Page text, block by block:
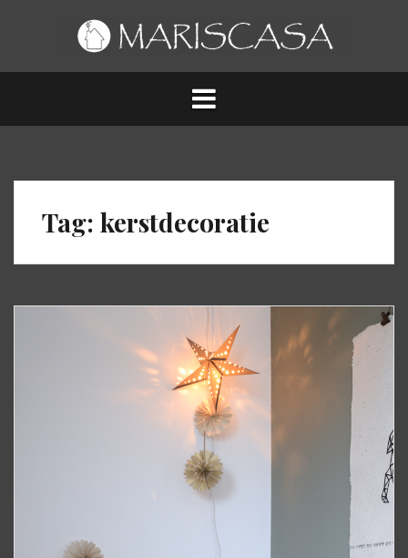
Tag: kerstdecoratie